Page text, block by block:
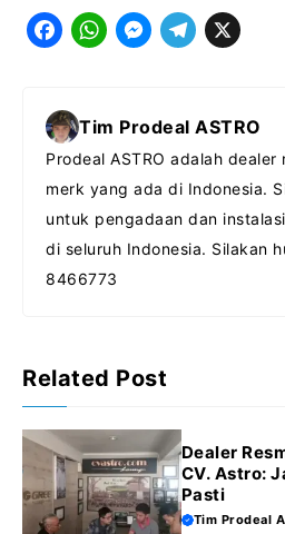
F
c
e
b
o
o
k
W
a
t
s
A
p
p
M
s
e
n
g
T
e
g
r
a
X
Tim Prodeal ASTRO
Prodeal ASTRO adalah dealer
merk yang ada di Indonesia.
untuk pengadaan dan
di seluruh Indonesia. Silakan
8466773
Related Post
Dealer
CV. Astro:
Pasti
Tim Prodeal